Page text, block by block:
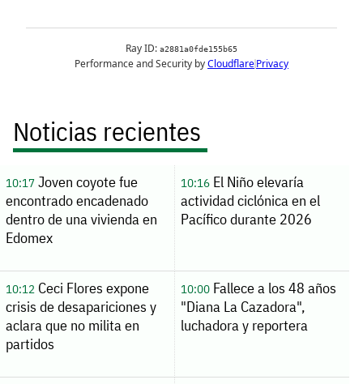
Noticias recientes
10:17Joven coyote fue
encontrado encadenado
dentro de una vivienda en
Edomex
10:16El Niño elevaría
actividad ciclónica en el
Pacífico durante 2026
10:12Ceci Flores expone
crisis de desapariciones y
aclara que no milita en
partidos
10:00Fallece a los 48 años
"Diana La Cazadora",
luchadora y reportera